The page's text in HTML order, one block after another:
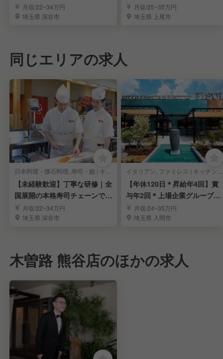
司職人を目指す！
月収/22~34万円
埼玉県 深谷市
万全で料理長目指す
月収/25~35万円
埼玉県 上尾市
同じエリアの求人
日本料理・懐石料理, 寿司・鮨 | キッチンスタッフ
【未経験歓迎】丁寧な研修｜全
国展開の本格寿司チェーンで寿
司職人を目指す！
月収/22~34万円
埼玉県 深谷市
イタリアン, ファミレス | キッチンスタッフ
【年休120日＊昇給年4回】賞
与年2回＊上場企業グループで
料理長を募集
月収/24~35万円
埼玉県 入間市
木曽路 熊谷店のほかの求人